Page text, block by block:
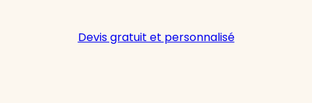
Devis gratuit et personnalisé